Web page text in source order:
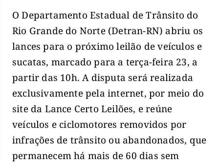
O Departamento Estadual de Trânsito do
Rio Grande do Norte (Detran-RN) abriu os
lances para o próximo leilão de veículos e
sucatas, marcado para a terça-feira 23, a
partir das 10h. A disputa será realizada
exclusivamente pela internet, por meio do
site da Lance Certo Leilões, e reúne
veículos e ciclomotores removidos por
infrações de trânsito ou abandonados, que
permanecem há mais de 60 dias sem